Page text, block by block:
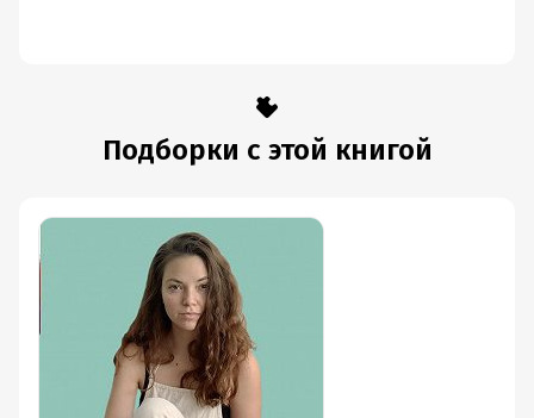
Подборки с этой книгой